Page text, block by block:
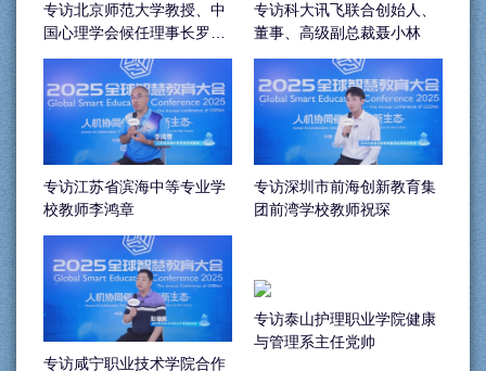
专访北京师范大学教授、中
国心理学会候任理事长罗跃
嘉
专访科大讯飞联合创始人、
董事、高级副总裁聂小林
专访江苏省滨海中等专业学
校教师李鸿章
专访深圳市前海创新教育集
团前湾学校教师祝琛
专访咸宁职业技术学院合作
专访泰山护理职业学院健康
与管理系主任党帅